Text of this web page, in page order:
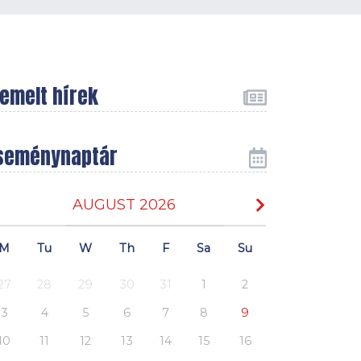
hírek
AUGUST 2026
Tu W Th F Sa Su
28 29 30 31 1
2
3
4 5 6 7 8
9
11 12 13 14 15 16